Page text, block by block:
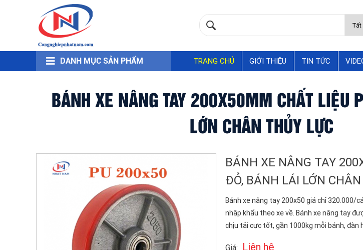
TRANG CHỦ GIỚI THIỆU TIN TỨC
DANH MỤC SẢN PHẨM
BÁNH XE NÂNG TAY 200X50MM CHẤT LIỆU
LỚN CHÂN THỦY LỰC
BÁNH XE NÂNG TAY
ĐỎ, BÁNH LÁI LỚN
Bánh xe nâng tay 200x50 giá chỉ 320.000/
nhập khẩu theo xe về. Bánh xe nâng tay
chịu tải cực tốt, gần 1000kg mỗi bánh, đàn
Giá: Liên hệ